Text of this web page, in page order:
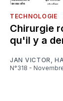
TECHNOLOGIE
Chirurgie
qu'il y a
JAN VICTOR ,
N°318 -